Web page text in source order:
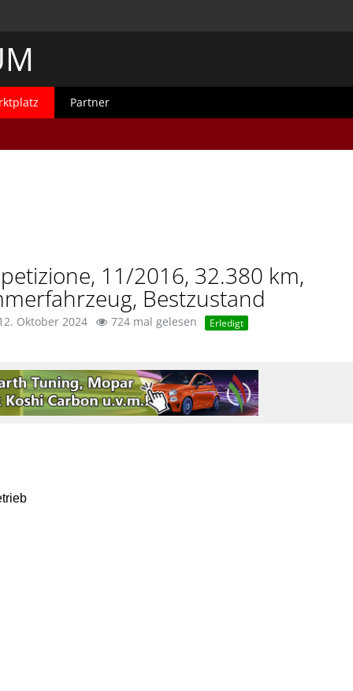
Partner
11/2016, 32.380 km,
Bestzustand
Oktober 2024 724 mal gelesen Erledigt